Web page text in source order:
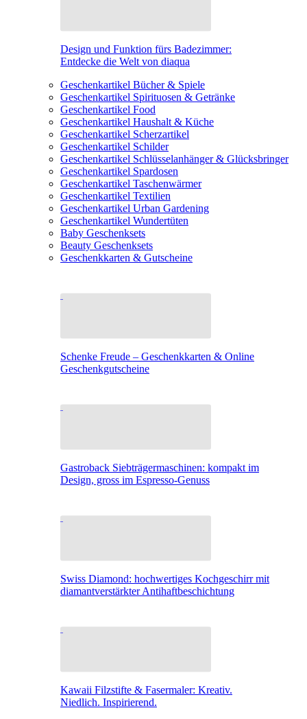
Design und Funktion fürs Badezimmer:
Entdecke die Welt von diaqua
Geschenkartikel Bücher & Spiele
Geschenkartikel Spirituosen & Getränke
Geschenkartikel Food
Geschenkartikel Haushalt & Küche
Geschenkartikel Scherzartikel
Geschenkartikel Schilder
Geschenkartikel Schlüsselanhänger & Glücksbringer
Geschenkartikel Spardosen
Geschenkartikel Taschenwärmer
Geschenkartikel Textilien
Geschenkartikel Urban Gardening
Geschenkartikel Wundertüten
Baby Geschenksets
Beauty Geschenksets
Geschenkkarten & Gutscheine
Schenke Freude – Geschenkkarten & Online
Geschenkgutscheine
Gastroback Siebträgermaschinen: kompakt im
Design, gross im Espresso-Genuss
Swiss Diamond: hochwertiges Kochgeschirr mit
diamantverstärkter Antihaftbeschichtung
Kawaii Filzstifte & Fasermaler: Kreativ.
Niedlich. Inspirierend.